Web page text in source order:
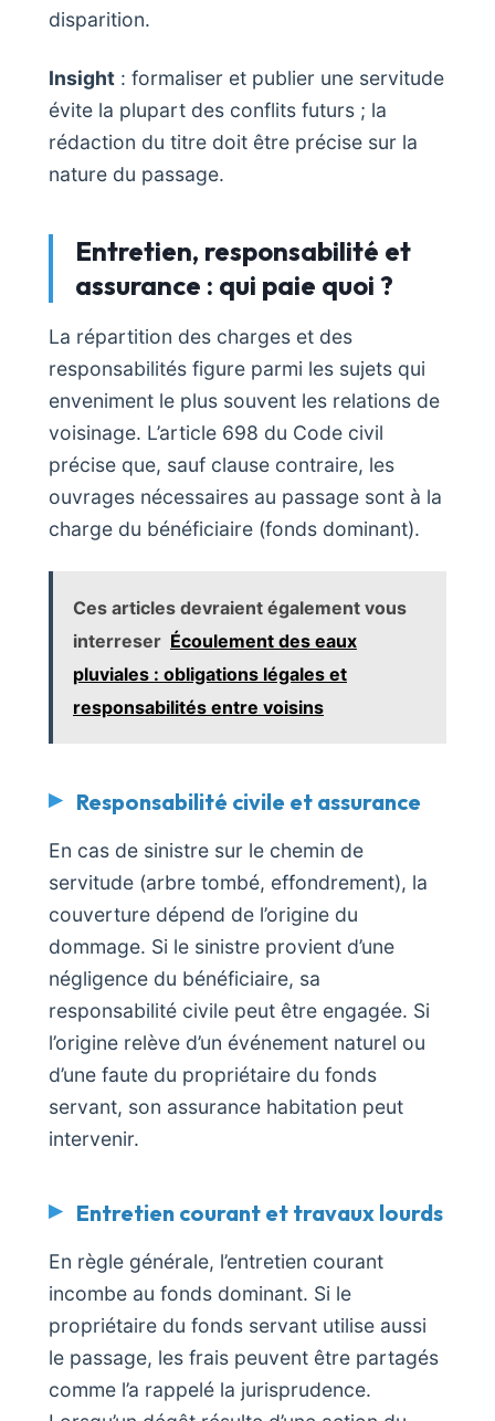
disparition.
Insight : formaliser et publier une servitude
évite la plupart des conflits futurs ; la
rédaction du titre doit être précise sur la
nature du passage.
Entretien, responsabilité et
assurance : qui paie quoi ?
La répartition des charges et des
responsabilités figure parmi les sujets qui
enveniment le plus souvent les relations de
voisinage. L’article 698 du Code civil
précise que, sauf clause contraire, les
ouvrages nécessaires au passage sont à la
charge du bénéficiaire (fonds dominant).
Ces articles devraient également vous
interreser Écoulement des eaux
pluviales : obligations légales et
responsabilités entre voisins
Responsabilité civile et assurance
En cas de sinistre sur le chemin de
servitude (arbre tombé, effondrement), la
couverture dépend de l’origine du
dommage. Si le sinistre provient d’une
négligence du bénéficiaire, sa
responsabilité civile peut être engagée. Si
l’origine relève d’un événement naturel ou
d’une faute du propriétaire du fonds
servant, son assurance habitation peut
intervenir.
Entretien courant et travaux lourds
En règle générale, l’entretien courant
incombe au fonds dominant. Si le
propriétaire du fonds servant utilise aussi
le passage, les frais peuvent être partagés
comme l’a rappelé la jurisprudence.